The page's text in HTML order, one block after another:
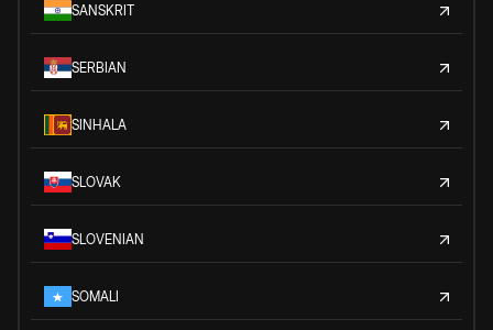
SANSKRIT
SERBIAN
SINHALA
SLOVAK
SLOVENIAN
SOMALI